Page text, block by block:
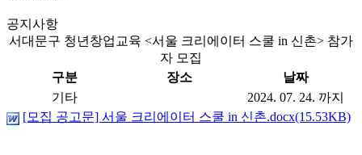
공지사항
서대문구 청년창업교육 <서울 크리에이터 스쿨 in 신촌> 참가
자 모집
구분
장소
날짜
기타
2024. 07. 24. 까지
[모집 공고문] 서울 크리에이터 스쿨 in 신촌.docx(15.53KB)